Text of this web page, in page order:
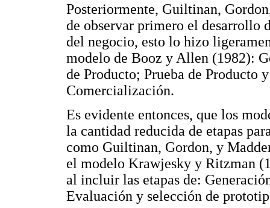
Posteriormente, Guiltinan,
de observar primero el desarrollo
del negocio, esto lo hizo
modelo de Booz y Allen (1982):
de Producto; Prueba de Producto
Comercialización.
Es evidente entonces, que los
la cantidad reducida de etapas
como Guiltinan, Gordon, y
el modelo Krawjesky y Ritzman
al incluir las etapas de:
Evaluación y selección de